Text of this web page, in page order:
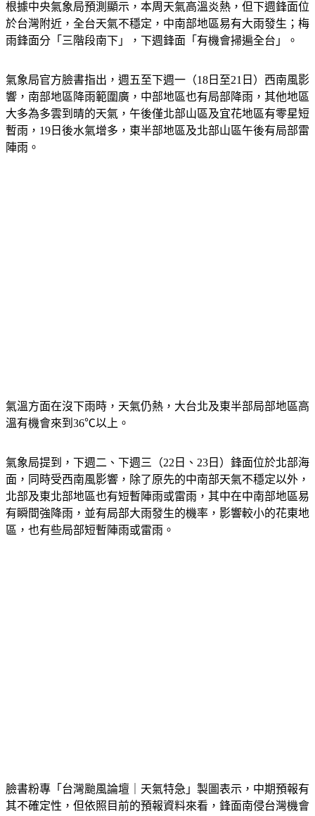
根據中央氣象局預測顯示，本周天氣高溫炎熱，但下週鋒面位
於台灣附近，全台天氣不穩定，中南部地區易有大雨發生；梅
雨鋒面分「三階段南下」，下週鋒面「有機會掃遍全台」。
氣象局官方臉書指出，週五至下週一（18日至21日）西南風影
響，南部地區降雨範圍廣，中部地區也有局部降雨，其他地區
大多為多雲到晴的天氣，午後僅北部山區及宜花地區有零星短
暫雨，19日後水氣增多，東半部地區及北部山區午後有局部雷
陣雨。
氣溫方面在沒下雨時，天氣仍熱，大台北及東半部局部地區高
溫有機會來到36℃以上。
氣象局提到，下週二、下週三（22日、23日）鋒面位於北部海
面，同時受西南風影響，除了原先的中南部天氣不穩定以外，
北部及東北部地區也有短暫陣雨或雷雨，其中在中南部地區易
有瞬間強降雨，並有局部大雨發生的機率，影響較小的花東地
區，也有些局部短暫陣雨或雷雨。
臉書粉專「台灣颱風論壇｜天氣特急」製圖表示，中期預報有
其不確定性，但依照目前的預報資料來看，鋒面南侵台灣機會